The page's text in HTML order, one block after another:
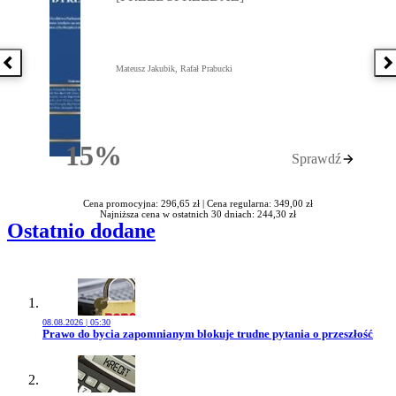
Poprzednia książka
15%Rabatu
Mateusz Jakubik, Rafał Prabucki
Sprawdź
Cena promocyjna: 296,65 zł | Cena regularna: 349,00 zł
Najniższa cena w ostatnich 30 dniach: 244,30 zł
Ostatnio dodane
08.08.2026 | 05:30
Przejdź do artykułu:
Prawo do bycia zapomnianym blokuje trudne pytania o przeszłość